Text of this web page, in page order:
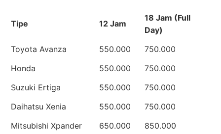
Tipe 12 Jam
18 Jam (Full
Day)
Toyota Avanza
550.000
750.000
Honda
550.000
750.000
Suzuki Ertiga
550.000
750.000
Daihatsu Xenia
550.000
750.000
Mitsubishi Xpander
650.000
850.000